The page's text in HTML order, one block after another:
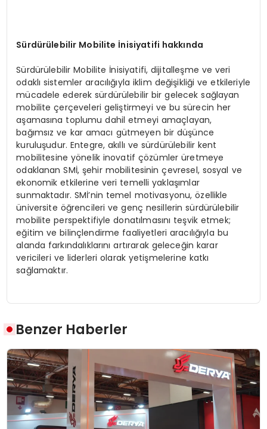
Sürdürülebilir Mobilite İnisiyatifi hakkında
Sürdürülebilir Mobilite İnisiyatifi, dijitalleşme ve veri
odaklı sistemler aracılığıyla iklim değişikliği ve etkileriyle
mücadele ederek sürdürülebilir bir gelecek sağlayan
mobilite çerçeveleri geliştirmeyi ve bu sürecin her
aşamasına toplumu dahil etmeyi amaçlayan,
bağımsız ve kar amacı gütmeyen bir düşünce
kuruluşudur. Entegre, akıllı ve sürdürülebilir kent
mobilitesine yönelik inovatif çözümler üretmeye
odaklanan SMİ, şehir mobilitesinin çevresel, sosyal ve
ekonomik etkilerine veri temelli yaklaşımlar
sunmaktadır. SMİ’nin temel motivasyonu, özellikle
üniversite öğrencileri ve genç nesillerin sürdürülebilir
mobilite perspektifiyle donatılmasını teşvik etmek;
eğitim ve bilinçlendirme faaliyetleri aracılığıyla bu
alanda farkındalıklarını artırarak geleceğin karar
vericileri ve liderleri olarak yetişmelerine katkı
sağlamaktır.
Benzer Haberler